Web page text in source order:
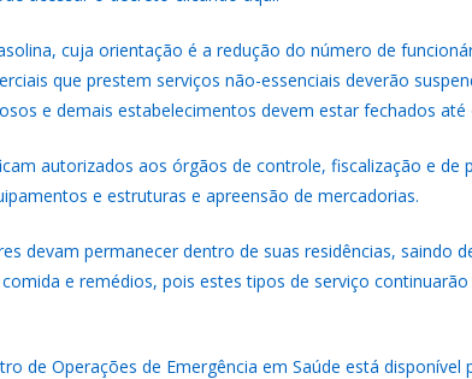
cuja orientação é a redução do número de
que prestem serviços não-essenciais deverão
e demais estabelecimentos devem estar fechados
autorizados aos órgãos de controle, fiscalização e
e estruturas e apreensão de mercadorias.
devam permanecer dentro de suas residências, saindo
e remédios, pois estes tipos de serviço
de Operações de Emergência em Saúde está